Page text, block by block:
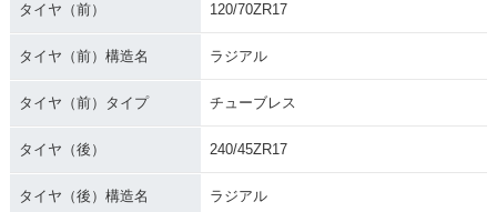
タイヤ（前） 120/70ZR17
タイヤ（前）構造名 ラジアル
タイヤ（前）タイプ チューブレス
タイヤ（後） 240/45ZR17
タイヤ（後）構造名 ラジアル